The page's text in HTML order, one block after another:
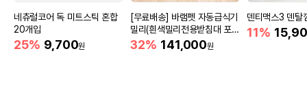
네츄럴코어 독 미트스틱 혼합
20개입
25% 9,700원
[무료배송] 바램펫 자동급식기
밀리(흰색밀리전용받침대 포
함)
32% 141,000원
덴티맥스3 덴탈
11%